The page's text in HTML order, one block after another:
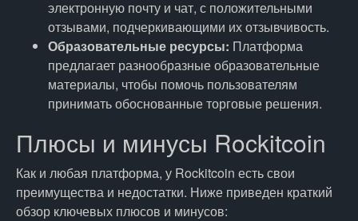
электронную почту и чат, с положительными
отзывами, подчеркивающими их отзывчивость.
Образовательные ресурсы: Платформа
предлагает разнообразные образовательные
материалы, чтобы помочь пользователям
принимать обоснованные торговые решения.
Плюсы и минусы Rockitcoin
Как и любая платформа, у Rockitcoin есть свои
преимущества и недостатки. Ниже приведен краткий
обзор ключевых плюсов и минусов: